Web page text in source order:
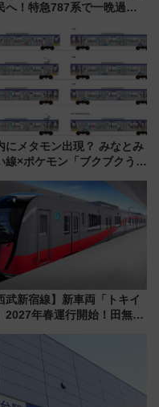
へ！特急787系で一晩過ご
おひさま」が救世主に？
にメタモン出現？ みなとみ
線×ポケモン「ブクブクうみ
始に！ この夏は直通列車で
へ！
武新宿線】新車両「トキイ
2027年春運行開始！田無・